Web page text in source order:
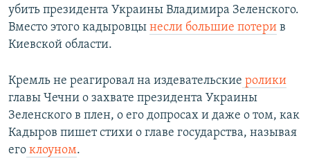
убить президента Украины Владимира Зеленского.
Вместо этого кадыровцы несли большие потери в
Киевской области.
Кремль не реагировал на издевательские ролики
главы Чечни о захвате президента Украины
Зеленского в плен, о его допросах и даже о том, как
Кадыров пишет стихи о главе государства, называя
его клоуном.